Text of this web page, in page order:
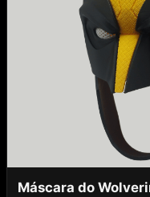
Máscara do